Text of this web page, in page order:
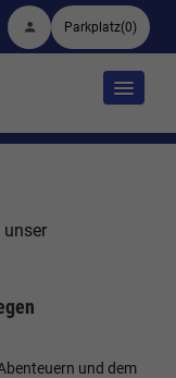
Parkplatz(0)
unser
und dem